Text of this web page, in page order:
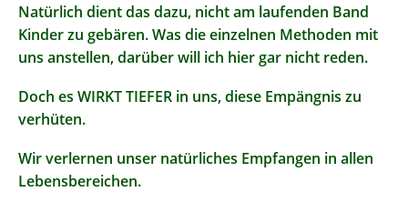
Natürlich dient das dazu, nicht am laufenden Band
Kinder zu gebären. Was die einzelnen Methoden mit
uns anstellen, darüber will ich hier gar nicht reden.
Doch es WIRKT TIEFER in uns, diese Empängnis zu
verhüten.
Wir verlernen unser natürliches Empfangen in allen
Lebensbereichen.